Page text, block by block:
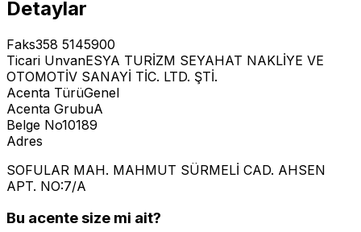
Detaylar
Faks358 5145900
Ticari UnvanESYA TURİZM SEYAHAT NAKLİYE VE
OTOMOTİV SANAYİ TİC. LTD. ŞTİ.
Acenta TürüGenel
Acenta GrubuA
Belge No10189
Adres
SOFULAR MAH. MAHMUT SÜRMELİ CAD. AHSEN
APT. NO:7/A
Bu acente size mi ait?